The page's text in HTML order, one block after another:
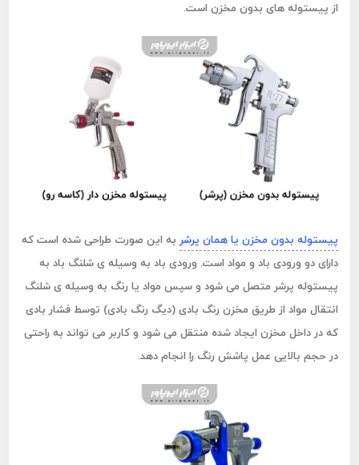
از پیستوله های بدون مخزن است.
پیستوله بدون مخزن یا همان پرشر به این صورت طراحی شده است که
دارای دو ورودی باد و مواد است. ورودی باد به وسیله ی شلنگ باد به
پیستوله پرشر متصل می شود و سپس مواد یا رنگ به وسیله ی شلنگ
انتقال مواد از طریق مخزن رنگ بادی (دیگ رنگ بادی) توسط فشار بادی
که در داخل مخزن ایجاد شده منتقل می شود و کاربر می تواند به راحتی
در حجم بالایی عمل پاشش رنگ را انجام دهد.